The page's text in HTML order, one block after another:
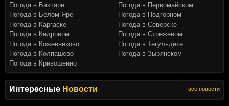
Интересные Новости все новости
Погода в Бакчаре
Погода в Белом Яре
Погода в Каргаске
Погода в Кедровом
Погода в Кожевниково
Погода в Колпашево
Погода в Кривошеино
Погода в Первомайском
Погода в Подгорном
Погода в Северске
Погода в Стрежевом
Погода в Тегульдете
Погода в Зырянском